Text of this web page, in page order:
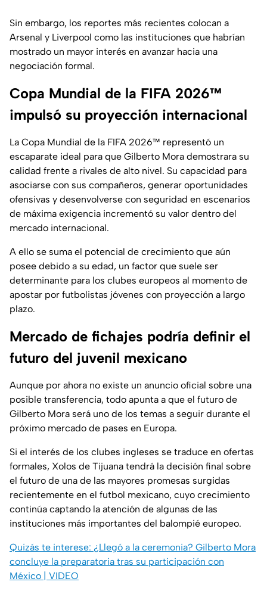
Sin embargo, los reportes más recientes colocan a
Arsenal y Liverpool como las instituciones que habrían
mostrado un mayor interés en avanzar hacia una
negociación formal.
Copa Mundial de la FIFA 2026™
impulsó su proyección internacional
La Copa Mundial de la FIFA 2026™ representó un
escaparate ideal para que Gilberto Mora demostrara su
calidad frente a rivales de alto nivel. Su capacidad para
asociarse con sus compañeros, generar oportunidades
ofensivas y desenvolverse con seguridad en escenarios
de máxima exigencia incrementó su valor dentro del
mercado internacional.
A ello se suma el potencial de crecimiento que aún
posee debido a su edad, un factor que suele ser
determinante para los clubes europeos al momento de
apostar por futbolistas jóvenes con proyección a largo
plazo.
Mercado de fichajes podría definir el
futuro del juvenil mexicano
Aunque por ahora no existe un anuncio oficial sobre una
posible transferencia, todo apunta a que el futuro de
Gilberto Mora será uno de los temas a seguir durante el
próximo mercado de pases en Europa.
Si el interés de los clubes ingleses se traduce en ofertas
formales, Xolos de Tijuana tendrá la decisión final sobre
el futuro de una de las mayores promesas surgidas
recientemente en el futbol mexicano, cuyo crecimiento
continúa captando la atención de algunas de las
instituciones más importantes del balompié europeo.
Quizás te interese: ¿Llegó a la ceremonia? Gilberto Mora
concluye la preparatoria tras su participación con
México | VIDEO